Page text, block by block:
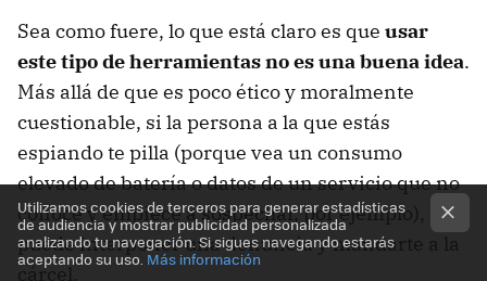
Sea como fuere, lo que está claro es que usar
este tipo de herramientas no es una buena idea.
Más allá de que es poco ético y moralmente
cuestionable, si la persona a la que estás
espiando te pilla (porque vea un consumo
elevado de batería o datos de un servicio que no
conoce y empiece a sospechar, por ejemplo),
puede interponer una denuncia y mandarte a la
cárcel.
Utilizamos cookies de terceros para generar estadísticas
de audiencia y mostrar publicidad personalizada
analizando tu navegación. Si sigues navegando estarás
aceptando su uso. Más información